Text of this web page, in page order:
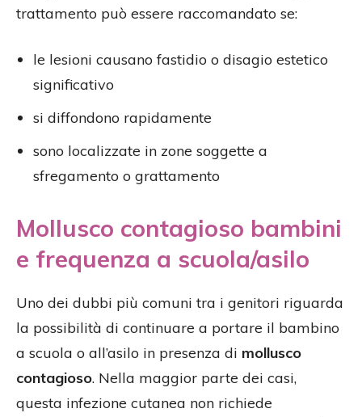
trattamento può essere raccomandato se:
le lesioni causano fastidio o disagio estetico
significativo
si diffondono rapidamente
sono localizzate in zone soggette a
sfregamento o grattamento
Mollusco contagioso bambini
e frequenza a scuola/asilo
Uno dei dubbi più comuni tra i genitori riguarda
la possibilità di continuare a portare il bambino
a scuola o all’asilo in presenza di mollusco
contagioso. Nella maggior parte dei casi,
questa infezione cutanea non richiede